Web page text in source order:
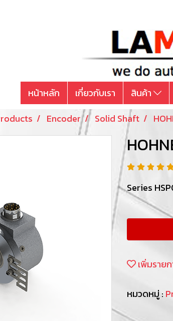
หน้าหลัก เกี่ยวกับเรา สินค้า
Encoder Solid Shaft
Series
เพิ่มราย
หมวดหมู่ :